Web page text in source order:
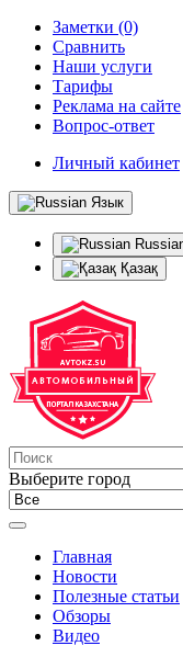
Заметки (0)
Сравнить
Наши услуги
Тарифы
Реклама на сайте
Вопрос-ответ
Личный кабинет
Язык
Қазақ
Выберите город
Главная
Новости
Полезные статьи
Обзоры
Видео